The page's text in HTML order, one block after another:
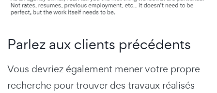
Parlez aux clients précédents
Vous devriez également mener votre propre
recherche pour trouver des travaux réalisés